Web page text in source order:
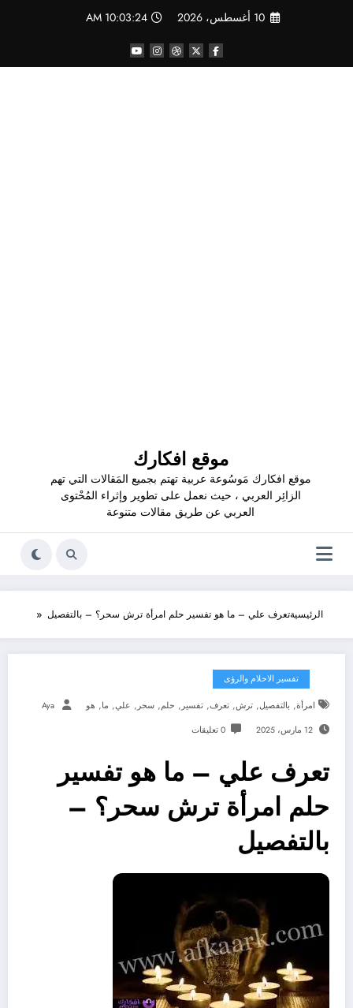
10 أغسطس، 2026 10:03:25 AM
موقع افكارك
موقع افكارك مَوسُوعة عربية تهتم بجميع المَقالات التي تهم
الزائِر العربي ، حيث نعمل على تطوير وإثراء المُحْتوى
العربي عن طريق مقالات متنوعة
الرئيسيةتعرف علي – ما هو تفسير حلم امرأة ترش سحر؟ – بالتفصيل
تفسير الاحلام والرؤى
امرأة, بالتفصيل, ترش, تعرف, تفسير , حلم, سحر , علي, ما, هو Aya
12 مارس، 2025 0 تعليقات
تعرف علي – ما هو تفسير
حلم امرأة ترش سحر؟ –
بالتفصيل